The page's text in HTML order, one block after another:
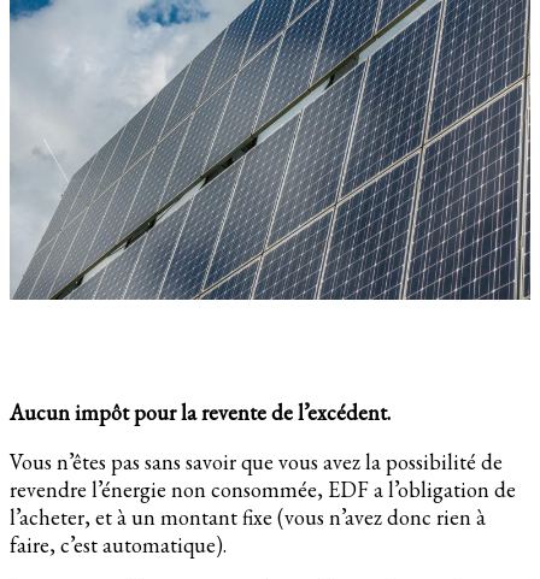
Aucun impôt pour la revente de l’excédent.
Vous n’êtes pas sans savoir que vous avez la possibilité de
revendre l’énergie non consommée, EDF a l’obligation de
l’acheter, et à un montant fixe (vous n’avez donc rien à
faire, c’est automatique).